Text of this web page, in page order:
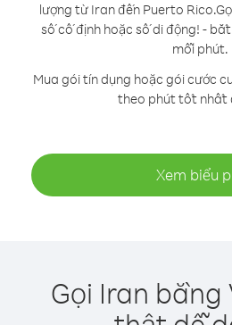
lượng từ Iran đến Puerto Rico.
số cố định hoặc số di động! -
mỗi phút.
Mua gói tín dụng hoặc gói cước
theo phút tốt nhất
Xem biểu
Gọi Iran